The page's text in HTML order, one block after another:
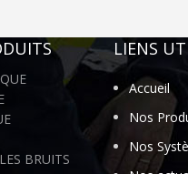
BRUITS
LIENS
Accueil
Nos
Nos